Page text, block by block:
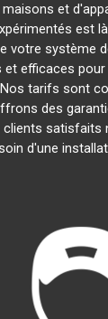
et
est
votre
efficaces pour
tarifs sont
des
clients satisfaits
d'une